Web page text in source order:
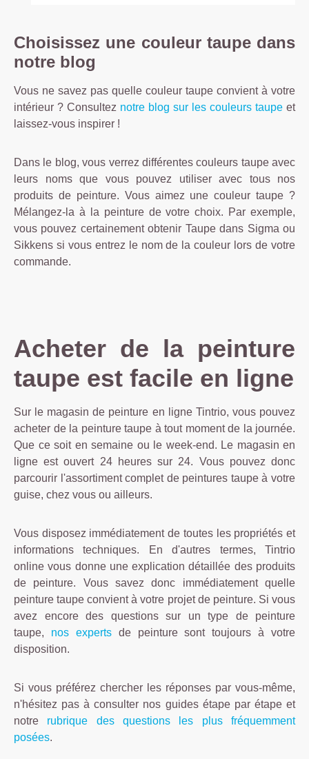
Choisissez une couleur taupe dans
notre blog
Vous ne savez pas quelle couleur taupe convient à votre
intérieur ? Consultez notre blog sur les couleurs taupe et
laissez-vous inspirer !
Dans le blog, vous verrez différentes couleurs taupe avec
leurs noms que vous pouvez utiliser avec tous nos
produits de peinture. Vous aimez une couleur taupe ?
Mélangez-la à la peinture de votre choix. Par exemple,
vous pouvez certainement obtenir Taupe dans Sigma ou
Sikkens si vous entrez le nom de la couleur lors de votre
commande.
Acheter de la peinture
taupe est facile en ligne
Sur le magasin de peinture en ligne Tintrio, vous pouvez
acheter de la peinture taupe à tout moment de la journée.
Que ce soit en semaine ou le week-end. Le magasin en
ligne est ouvert 24 heures sur 24. Vous pouvez donc
parcourir l'assortiment complet de peintures taupe à votre
guise, chez vous ou ailleurs.
Vous disposez immédiatement de toutes les propriétés et
informations techniques. En d'autres termes, Tintrio
online vous donne une explication détaillée des produits
de peinture. Vous savez donc immédiatement quelle
peinture taupe convient à votre projet de peinture. Si vous
avez encore des questions sur un type de peinture
taupe, nos expertsde peinture sont toujours à votre
disposition.
Si vous préférez chercher les réponses par vous-même,
n'hésitez pas à consulter nos guides étape par étape et
notre rubrique des questions les plus fréquemment
posées.